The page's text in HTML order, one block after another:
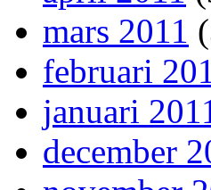
mars 2011
februari
januari
december